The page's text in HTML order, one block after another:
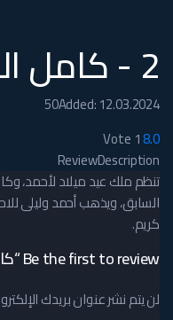
2 - كامل العدد
50Added: 12.03.2024
8.0
1
Description
Review
تنظم ملك عيد ميلاد لأحمد،
السابق، ويذهب أحمد وليلى
كريم.
Be the first to review “كامل العدد”
لن يتم نشر عنوان بريدك